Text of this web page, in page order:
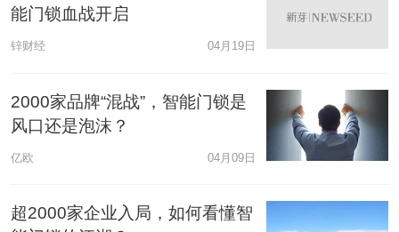
能门锁血战开启
锌财经 04月19日
2000家品牌“混战”，智能门锁是
风口还是泡沫？
亿欧 04月09日
超2000家企业入局，如何看懂智